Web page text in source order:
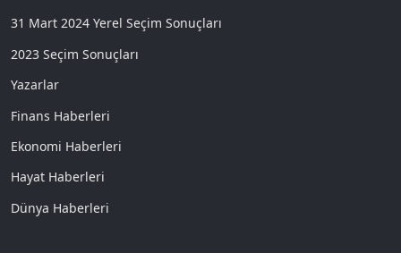
31 Mart 2024 Yerel Seçim Sonuçları
2023 Seçim Sonuçları
Yazarlar
Finans Haberleri
Ekonomi Haberleri
Hayat Haberleri
Dünya Haberleri